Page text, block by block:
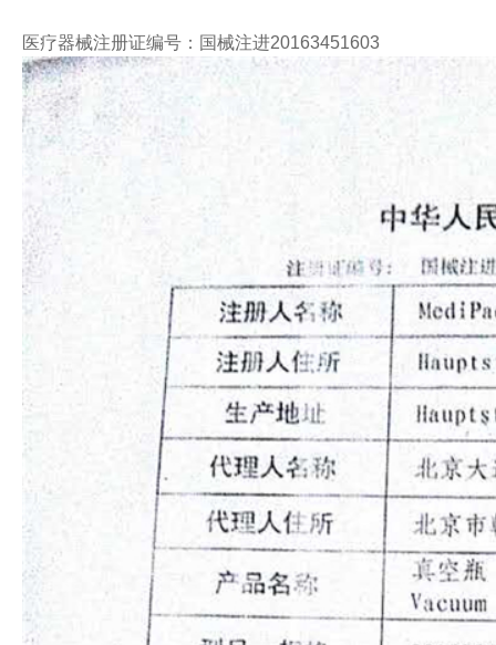
医疗器械注册证编号：国械注进20163451603